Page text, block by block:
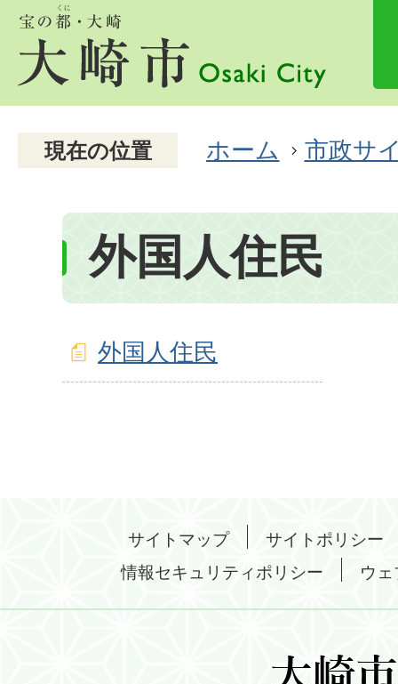
現在の位置 ホーム 市政サ
外国人住民
外国人住民
サイトマップ
サイトポリシー
情報セキュリティポリシー
ウ